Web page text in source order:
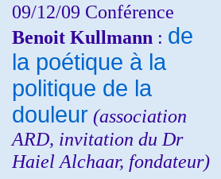
09/12/09 Conférence
Benoit Kullmann : de
la poétique à la
politique de la
douleur (association
ARD, invitation du Dr
Haiel Alchaar, fondateur)